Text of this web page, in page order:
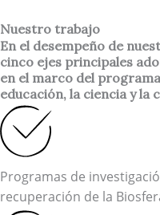
Nuestro trabajo
En el desempeño de
cinco ejes principales
en el marco del
educación, la ciencia y la
Programas de
recuperación de la